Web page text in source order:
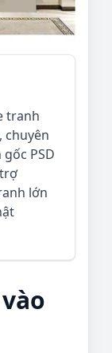
tranh
chuyên
PSD
lớn